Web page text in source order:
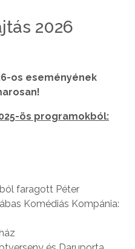
2026
os eseményének
ös programokból:
faragott Péter
Komédiás Kompánia: